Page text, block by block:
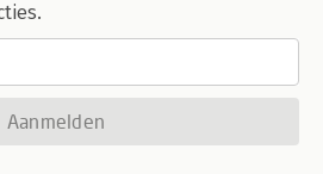
Aanmelden